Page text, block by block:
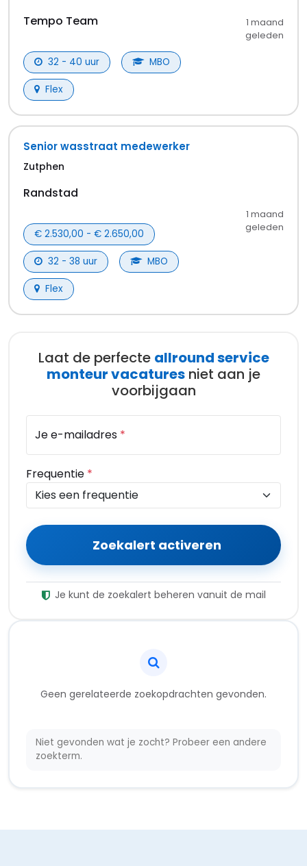
Laat de perfecte allround service
monteur vacatures niet aan je
voorbijgaan
Je e-mailadres *
Frequentie *
Zoekalert activeren
Je kunt de zoekalert beheren vanuit de mail
Geen gerelateerde zoekopdrachten gevonden.
Niet gevonden wat je zocht? Probeer een andere
zoekterm.
Tempo Team
32 - 40 uur MBO
Flex
1 maand
geleden
Senior wasstraat medewerker
Zutphen
Randstad
€ 2.530,00 - € 2.650,00
32 - 38 uur MBO
Flex
1 maand
geleden